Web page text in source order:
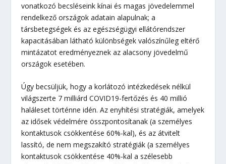
vonatkozó becsléseink kínai és magas jövedelemmel
rendelkező országok adatain alapulnak; a
társbetegségek és az egészségügyi ellátórendszer
kapacitásában látható különbségek valószínűleg eltérő
mintázatot eredményeznek az alacsony jövedelmű
országok esetében.
Úgy becsüljük, hogy a korlátozó intézkedések nélkül
világszerte 7 milliárd COVID19-fertőzés és 40 millió
haláleset történne idén. Az enyhítési stratégiák, amelyek
az idősek védelmére összpontosítanak (a személyes
kontaktusok csökkentése 60%-kal), és az átvitelt
lassító, de nem megszakító stratégiák (a személyes
kontaktusok csökkentése 40%-kal a szélesebb